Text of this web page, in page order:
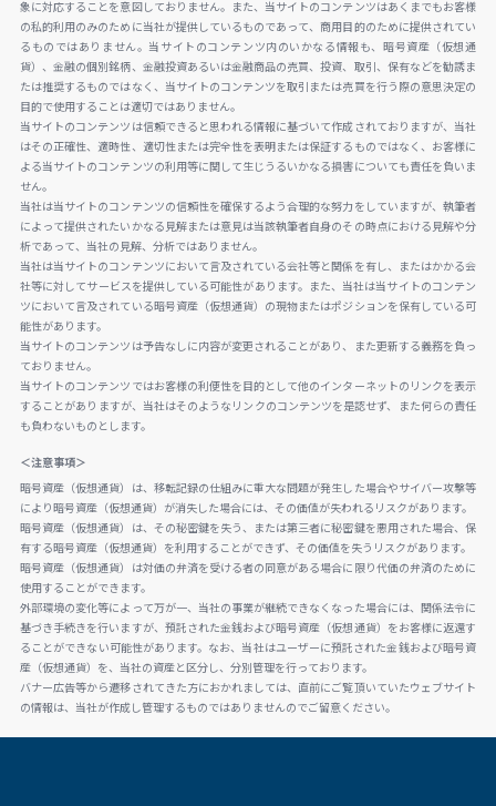
象に対応することを意図しておりません。また、当サイトのコンテンツはあくまでもお客様
の私的利用のみのために当社が提供しているものであって、商用目的のために提供されてい
るものではありません。当サイトのコンテンツ内のいかなる情報も、暗号資産（仮想通
貨）、金融の個別銘柄、金融投資あるいは金融商品の売買、投資、取引、保有などを勧誘ま
たは推奨するものではなく、当サイトのコンテンツを取引または売買を行う際の意思決定の
目的で使用することは適切ではありません。
当サイトのコンテンツは信頼できると思われる情報に基づいて作成されておりますが、当社
はその正確性、適時性、適切性または完全性を表明または保証するものではなく、お客様に
よる当サイトのコンテンツの利用等に関して生じうるいかなる損害についても責任を負いま
せん。
当社は当サイトのコンテンツの信頼性を確保するよう合理的な努力をしていますが、執筆者
によって提供されたいかなる見解または意見は当該執筆者自身のその時点における見解や分
析であって、当社の見解、分析ではありません。
当社は当サイトのコンテンツにおいて言及されている会社等と関係を有し、またはかかる会
社等に対してサービスを提供している可能性があります。また、当社は当サイトのコンテン
ツにおいて言及されている暗号資産（仮想通貨）の現物またはポジションを保有している可
能性があります。
当サイトのコンテンツは予告なしに内容が変更されることがあり、また更新する義務を負っ
ておりません。
当サイトのコンテンツではお客様の利便性を目的として他のインターネットのリンクを表示
することがありますが、当社はそのようなリンクのコンテンツを是認せず、また何らの責任
も負わないものとします。
＜注意事項＞
暗号資産（仮想通貨）は、移転記録の仕組みに重大な問題が発生した場合やサイバー攻撃等
により暗号資産（仮想通貨）が消失した場合には、その価値が失われるリスクがあります。
暗号資産（仮想通貨）は、その秘密鍵を失う、または第三者に秘密鍵を悪用された場合、保
有する暗号資産（仮想通貨）を利用することができず、その価値を失うリスクがあります。
暗号資産（仮想通貨）は対価の弁済を受ける者の同意がある場合に限り代価の弁済のために
使用することができます。
外部環境の変化等によって万が一、当社の事業が継続できなくなった場合には、関係法令に
基づき手続きを行いますが、預託された金銭および暗号資産（仮想通貨）をお客様に返還す
ることができない可能性があります。なお、当社はユーザーに預託された金銭および暗号資
産（仮想通貨）を、当社の資産と区分し、分別管理を行っております。
バナー広告等から遷移されてきた方におかれましては、直前にご覧頂いていたウェブサイト
の情報は、当社が作成し管理するものではありませんのでご留意ください。